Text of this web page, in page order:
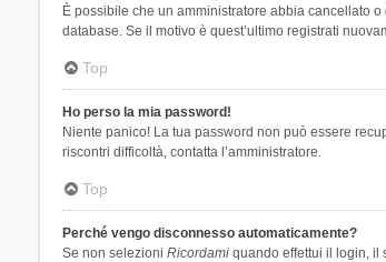
È possibile che un amministratore abbia cancellato
database. Se il motivo è quest’ultimo registrati
Top
Ho perso la mia password!
Niente panico! La tua password non può essere
riscontri difficoltà, contatta l’amministratore.
Top
Perché vengo disconnesso automaticamente?
Se non selezioni Ricordamiquando effettui il login, il